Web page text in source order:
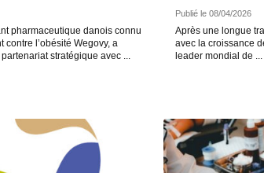
pharmaceutique danois connu
contre l’obésité Wegovy, a
stratégique avec ...
Publié le 08/04/2026
Après une longue
avec la croissance
leader mondial de ...